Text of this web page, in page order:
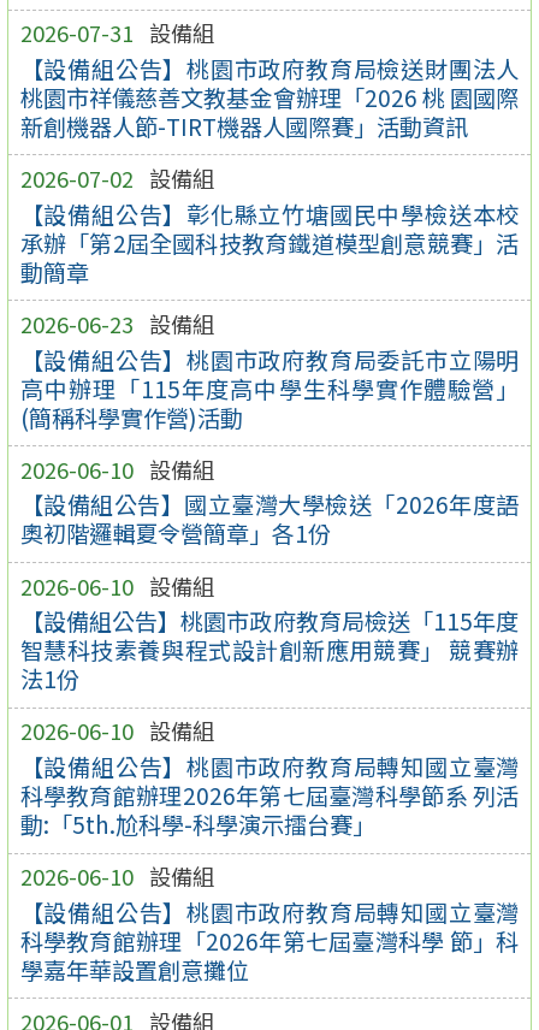
2026-07-31 設備組
【設備組公告】桃園市政府教育局檢送財團法人
桃園市祥儀慈善文教基金會辦理「2026 桃 園國際
新創機器人節-TIRT機器人國際賽」活動資訊
2026-07-02 設備組
【設備組公告】彰化縣立竹塘國民中學檢送本校
承辦「第2屆全國科技教育鐵道模型創意競賽」活
動簡章
2026-06-23 設備組
【設備組公告】桃園市政府教育局委託市立陽明
高中辦理「115年度高中學生科學實作體驗營」
(簡稱科學實作營)活動
2026-06-10 設備組
【設備組公告】國立臺灣大學檢送「2026年度語
奧初階邏輯夏令營簡章」各1份
2026-06-10 設備組
【設備組公告】桃園市政府教育局檢送「115年度
智慧科技素養與程式設計創新應用競賽」 競賽辦
法1份
2026-06-10 設備組
【設備組公告】桃園市政府教育局轉知國立臺灣
科學教育館辦理2026年第七屆臺灣科學節系 列活
動:「5th.尬科學-科學演示擂台賽」
2026-06-10 設備組
【設備組公告】桃園市政府教育局轉知國立臺灣
科學教育館辦理「2026年第七屆臺灣科學 節」科
學嘉年華設置創意攤位
2026-06-01 設備組